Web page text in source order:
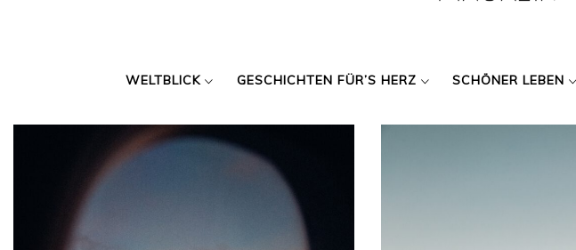
WELTBLICK GESCHICHTEN FÜR’S HERZ SCHÖNER LEBEN